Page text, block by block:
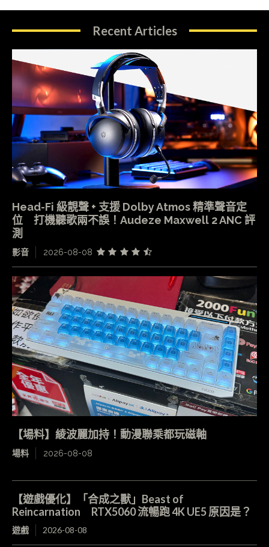
Recent Articles
Head-Fi 級靚聲 + 支援 Dolby Atmos 精準聲音定
位 打機聽歌兩不誤！Audeze Maxwell 2 ANC 評
測
影音 2026-08-08
【場料】綾波麗加持！動漫聯乘都玩磁軸
場料 2026-08-08
【遊戲優化】「合成之獸」Beast of
Reincarnation RTX5060 流暢跑 4K UE5 原因是？
遊戲 2026-08-08